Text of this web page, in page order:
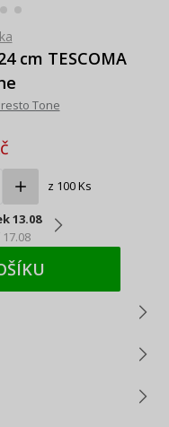
cm TESCOMA
Tone
z 100 Ks
13.08